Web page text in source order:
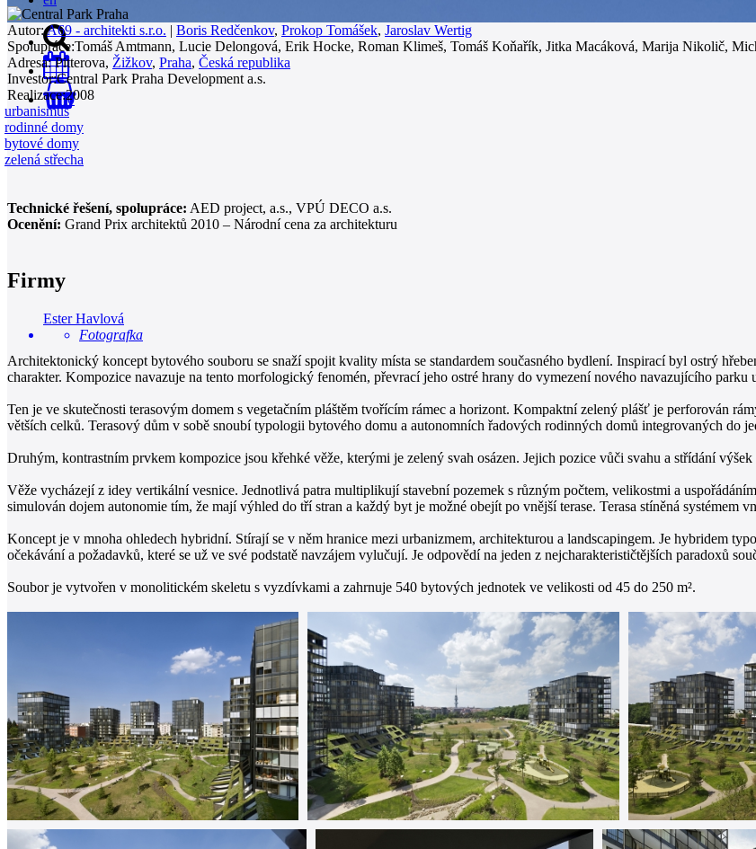
0
Autor:A69 - architekti s.r.o. | Boris Redčenkov, Prokop Tomášek, Jaroslav Wertig
Spolupráce:Tomáš Amtmann, Lucie Delongová, Erik Hocke, Roman Klimeš, Tomáš Koňařík, Jitka Macáková, Marija Nikolič,
Adresa:Pitterova, Žižkov, Praha, Česká republika
Investor:Central Park Praha Development a.s.
Realizace:2008
urbanismus
rodinné domy
bytové domy
zelená střecha
Technické řešení, spolupráce: AED project, a.s., VPÚ DECO a.s.
Ocenění: Grand Prix architektů 2010 – Národní cena za architekturu
Firmy
Ester Havlová
Fotografka
Architektonický koncept bytového souboru se snaží spojit kvality místa se standardem současného bydlení. Inspirací byl ostrý
charakter. Kompozice navazuje na tento morfologický fenomén, převrací jeho ostré hrany do vymezení nového navazujícího parku
Ten je ve skutečnosti terasovým domem s vegetačním pláštěm tvořícím rámec a horizont. Kompaktní zelený plášť je perforován
větších celků. Terasový dům v sobě snoubí typologii bytového domu a autonomních řadových rodinných domů integrovaných do
Druhým, kontrastním prvkem kompozice jsou křehké věže, kterými je zelený svah osázen. Jejich pozice vůči svahu a střídání
Věže vycházejí z idey vertikální vesnice. Jednotlivá patra multiplikují stavební pozemek s různým počtem, velikostmi a
simulován dojem autonomie tím, že mají výhled do tří stran a každý byt je možné obejít po vnější terase. Terasa stíněná systémem
Koncept je v mnoha ohledech hybridní. Stírají se v něm hranice mezi urbanizmem, architekturou a landscapingem. Je hybridem
očekávání a požadavků, které se už ve své podstatě navzájem vylučují. Je odpovědí na jeden z nejcharakterističtějších paradoxů
Soubor je vytvořen v monolitickém skeletu s vyzdívkami a zahrnuje 540 bytových jednotek ve velikosti od 45 do 250 m².